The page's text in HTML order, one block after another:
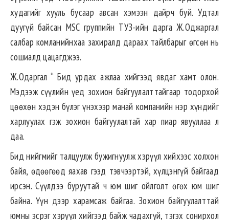
худагийг хууль бусаар авсан хэмээн дайрч буй. Удтал
дуугүй байсан MSC группийн ТУЗ-ийн дарга Ж.Оджаргал
салбар комланийнхаа захиралд дараах тайлбарыг өгсөн нь
сошиалд цацагджээ.
Ж.Одаргал “ Бид урдах ажлаа хийгээд явдаг хамт олон.
Мэдээж сүүлийн үед зохион байгуулалттайгаар тодорхой
цөөхөн хэдэн бүлэг үнэхээр манай компанийн нэр хүндийг
харлуулах гэж зохион байгуулалтай хар пиар явууллаа л
даа.
Бид нийгмийг талцуулж бужигнуулж хэрүүл хийхээс холхон
байя, өдөөгөөд яахав гээд тэвчээртэй, хүлцэнгүй байгаад
ирсэн. Сүүлдээ буруутай ч юм шиг ойлголт өгөх юм шиг
байна. Үүн дээр харамсаж байгаа. Зохион байгуулалттай
юмны эсрэг хэрүүл хийгээд байж чадахгүй, тэгэх сонирхол